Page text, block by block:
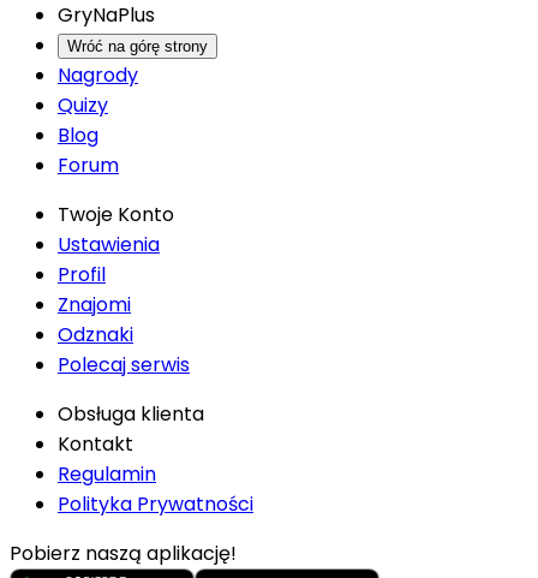
GryNaPlus
Wróć na górę strony
Nagrody
Quizy
Blog
Forum
Twoje Konto
Ustawienia
Profil
Znajomi
Odznaki
Polecaj serwis
Obsługa klienta
Kontakt
Regulamin
Polityka Prywatności
Pobierz naszą aplikację!